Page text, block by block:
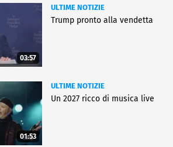
03:57
ULTIME NOTIZIE
Trump pronto alla vendetta
01:53
ULTIME NOTIZIE
Un 2027 ricco di musica live